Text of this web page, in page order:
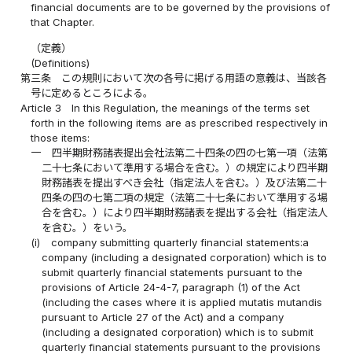
financial documents are to be governed by the provisions of
that Chapter.
（定義）
(Definitions)
第三条
この規則において次の各号に掲げる用語の意義は、当該各
号に定めるところによる。
Article 3
In this Regulation, the meanings of the terms set
forth in the following items are as prescribed respectively in
those items:
一
四半期財務諸表提出会社法第二十四条の四の七第一項（法第
二十七条において準用する場合を含む。）の規定により四半期
財務諸表を提出すべき会社（指定法人を含む。）及び法第二十
四条の四の七第二項の規定（法第二十七条において準用する場
合を含む。）により四半期財務諸表を提出する会社（指定法人
を含む。）をいう。
(i)
company submitting quarterly financial statements:a
company (including a designated corporation) which is to
submit quarterly financial statements pursuant to the
provisions of Article 24-4-7, paragraph (1) of the Act
(including the cases where it is applied mutatis mutandis
pursuant to Article 27 of the Act) and a company
(including a designated corporation) which is to submit
quarterly financial statements pursuant to the provisions